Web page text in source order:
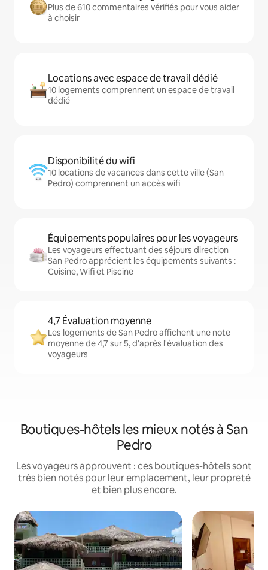
Plus de 610 commentaires vérifiés pour vous aider
à choisir
Locations avec espace de travail dédié
10 logements comprennent un espace de travail
dédié
Disponibilité du wifi
10 locations de vacances dans cette ville (San
Pedro) comprennent un accès wifi
Équipements populaires pour les voyageurs
Les voyageurs effectuant des séjours direction
San Pedro apprécient les équipements suivants :
Cuisine, Wifi et Piscine
4,7 Évaluation moyenne
Les logements de San Pedro affichent une note
moyenne de 4,7 sur 5, d'après l'évaluation des
voyageurs
Boutiques-hôtels les mieux notés à San
Pedro
Les voyageurs approuvent : ces boutiques-hôtels sont
très bien notés pour leur emplacement, leur propreté
et bien plus encore.